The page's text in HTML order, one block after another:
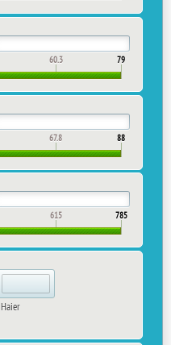
60.3 79
67.8 88
615 785
Haier